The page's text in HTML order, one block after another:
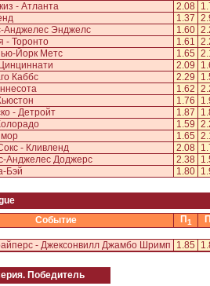
- Атланта 2.08
1.37
Анджелес Энджелс 1.60
- Торонто 1.61
Йорк Метс 1.65
2.09
Каббс 2.29
1.62
1.76
- Детройт 1.87
1.59
1.65
- Кливленд 2.08
Анджелес Доджерс 2.38
Бэй 1.80
Событие П1
- Джексонвилл Джамбо Шримп 1.85
Победитель